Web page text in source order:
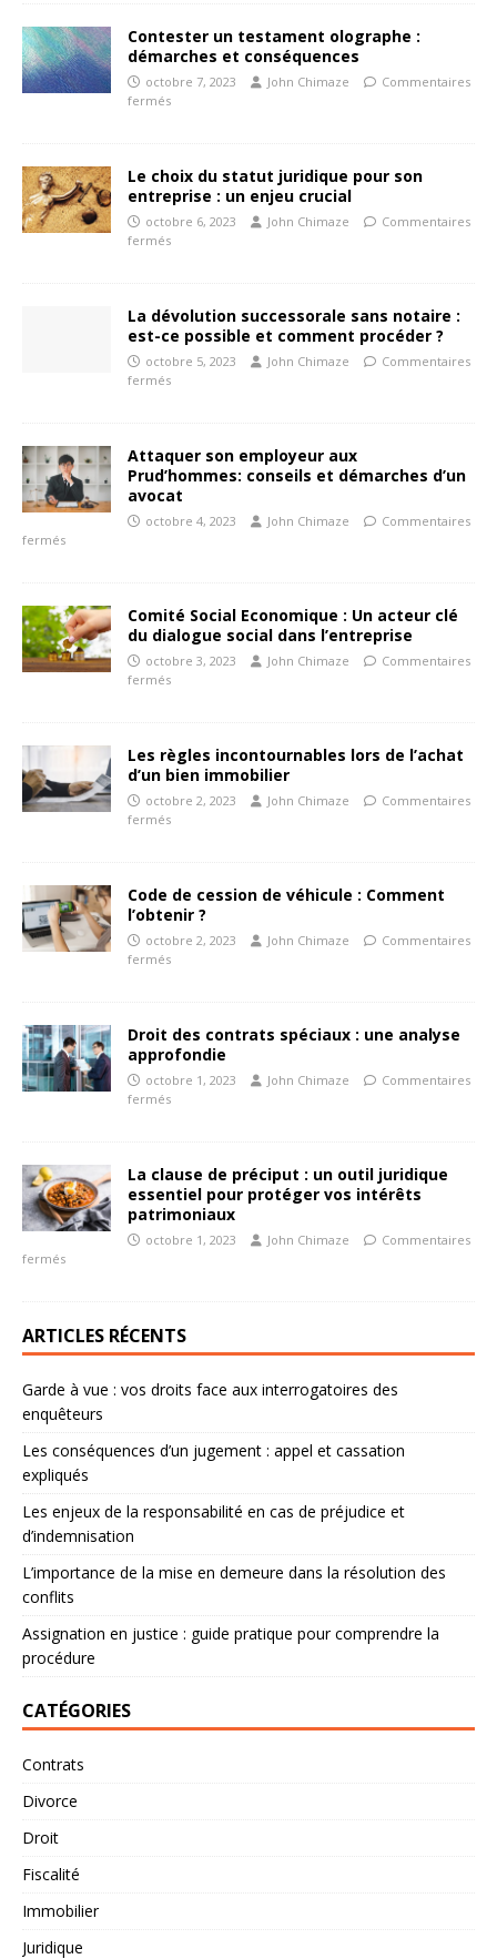
Contester un testament olographe :
démarches et conséquences
octobre 7, 2023 John Chimaze
Commentaires
fermés
Le choix du statut juridique pour son
entreprise : un enjeu crucial
octobre 6, 2023 John Chimaze
Commentaires
fermés
La dévolution successorale sans notaire :
est-ce possible et comment procéder ?
octobre 5, 2023 John Chimaze
Commentaires
fermés
Attaquer son employeur aux
Prud’hommes: conseils et démarches d’un
avocat
octobre 4, 2023 John Chimaze
Commentaires
fermés
Comité Social Economique : Un acteur clé
du dialogue social dans l’entreprise
octobre 3, 2023 John Chimaze
Commentaires
fermés
Les règles incontournables lors de l’achat
d’un bien immobilier
octobre 2, 2023 John Chimaze
Commentaires
fermés
Code de cession de véhicule : Comment
l’obtenir ?
octobre 2, 2023 John Chimaze
Commentaires
fermés
Droit des contrats spéciaux : une analyse
approfondie
octobre 1, 2023 John Chimaze
Commentaires
fermés
La clause de préciput : un outil juridique
essentiel pour protéger vos intérêts
patrimoniaux
octobre 1, 2023 John Chimaze
Commentaires
fermés
ARTICLES RÉCENTS
Garde à vue : vos droits face aux interrogatoires des
enquêteurs
Les conséquences d’un jugement : appel et cassation
expliqués
Les enjeux de la responsabilité en cas de préjudice et
d’indemnisation
L’importance de la mise en demeure dans la résolution des
conflits
Assignation en justice : guide pratique pour comprendre la
procédure
CATÉGORIES
Contrats
Divorce
Droit
Fiscalité
Immobilier
Juridique